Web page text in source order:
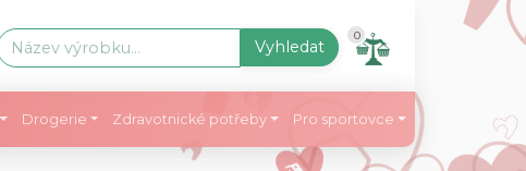
Vyhledat
0
Drogerie Zdravotnické potřeby Pro sportovce